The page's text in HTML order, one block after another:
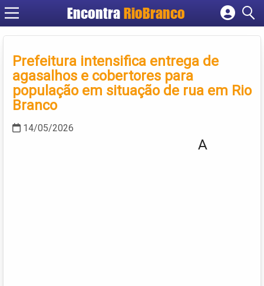
Encontra RioBranco
Cadastrar empresa
Criar conta
Prefeitura intensifica entrega de
agasalhos e cobertores para
população em situação de rua em Rio
Branco
14/05/2026
A